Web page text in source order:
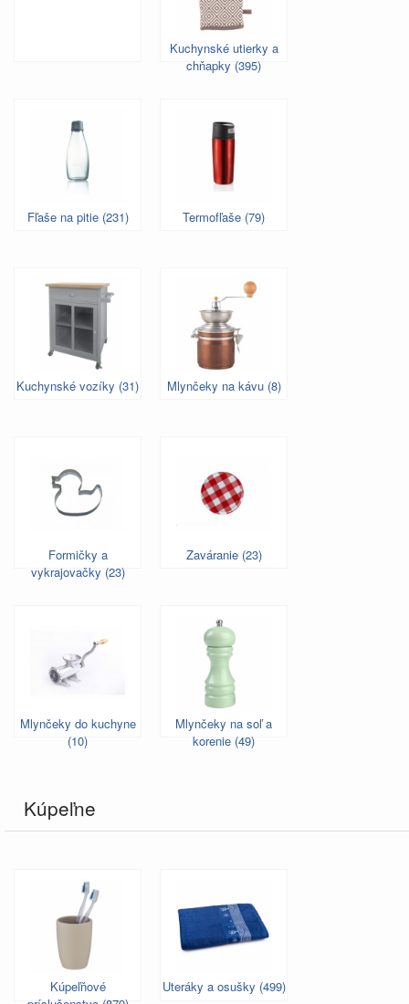
Kuchynské utierky a
chňapky (395)
Fľaše na pitie (231) Termofľaše (79)
Kuchynské vozíky (31) Mlynčeky na kávu (8)
Formičky a
vykrajovačky (23)
Zaváranie (23)
Mlynčeky do kuchyne
(10)
Mlynčeky na soľ a
korenie (49)
Kúpeľne
Kúpeľňové
Uteráky a osušky (499)